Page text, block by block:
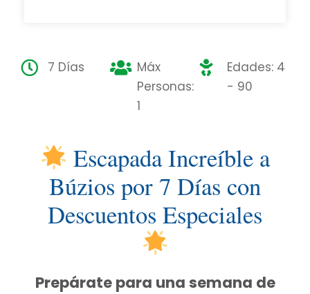
7 Días
Máx
Personas:
1
Edades: 4
- 90
Escapada Increíble a
Búzios por 7 Días con
Descuentos Especiales
Prepárate para una semana de